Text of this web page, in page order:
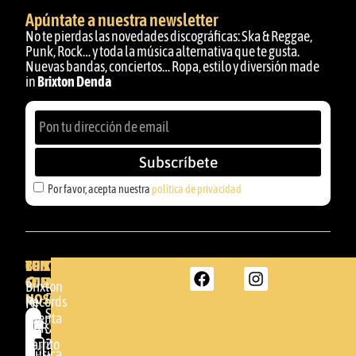
Apúntate a nuestra newsletter
No te pierdas las novedades discográficas: Ska & Reggae,
Punk, Rock… y toda la música alternativa que te gusta.
Nuevas bandas, conciertos… Ropa, estilo y diversión made
in Brixton Denda
Por favor, acepta nuestra política de privacidad
Subscríbete
BRIXTON
DENDA -
SHOP
Somera
24
BRIXTON
Brixton
Records
GBR
TU
CUENTA
Mi
cuenta
Carrito
CONTACTA
CON
NOSOTROS
Por
favor,